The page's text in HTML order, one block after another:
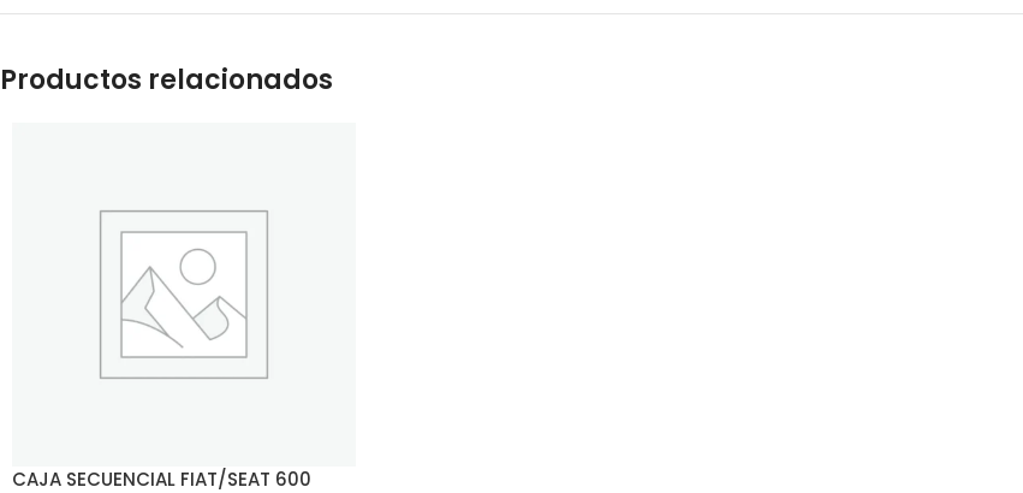
Productos relacionados
CAJA SECUENCIAL FIAT/SEAT 600